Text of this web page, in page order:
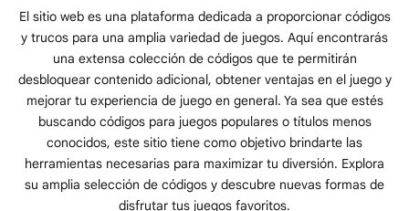
El sitio web es una plataforma dedicada a proporcionar códigos
y trucos para una amplia variedad de juegos. Aquí encontrarás
una extensa colección de códigos que te permitirán
desbloquear contenido adicional, obtener ventajas en el juego y
mejorar tu experiencia de juego en general. Ya sea que estés
buscando códigos para juegos populares o títulos menos
conocidos, este sitio tiene como objetivo brindarte las
herramientas necesarias para maximizar tu diversión. Explora
su amplia selección de códigos y descubre nuevas formas de
disfrutar tus juegos favoritos.